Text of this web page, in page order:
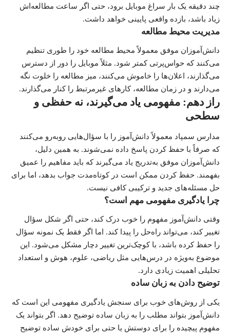
چند دقیقه یک بار سراغ موبایل برود، حتی اگر ساعت مطالعه‌اش
زیاد باشد، بازده واقعی پایینی خواهد داشت.
مدیریت محیط مطالعه
دانش‌آموزان موفق معمولاً محیط مطالعه خود را طوری تنظیم
می‌کنند که حواس‌پرتی کمتر شود. مثلاً موبایل را دور از دسترس
می‌گذارند، اعلان‌ها را خاموش می‌کنند، میز مطالعه را خلوت نگه
می‌دارند و در زمان مطالعه، کارهای غیرمرتبط را کنار می‌گذارند.
راز دهم: مفهومی یاد می‌گیرند، نه حفظی و
سطحی
مدارس سمپاد معمولاً دانش‌آموز را با سؤال‌هایی روبه‌رو می‌کنند
که صرفاً با حفظ کردن پاسخ داده نمی‌شوند. به همین دلیل،
دانش‌آموزان موفق به‌تدریج یاد می‌گیرند که باید مفاهیم را عمیق
بفهمند. حفظ کردن ممکن است در کوتاه‌مدت جواب بدهد، اما برای
حل مسئله‌های جدید و ترکیبی کافی نیست.
چرا یادگیری مفهومی مهم است؟
وقتی دانش‌آموز مفهوم را خوب درک کند، حتی اگر شکل سؤال
تغییر کند، می‌تواند راه‌حل را پیدا کند. اما اگر فقط یک نمونه سؤال
را حفظ کرده باشد، با کوچک‌ترین تغییر دچار مشکل می‌شود. این
موضوع به‌ویژه در درس‌هایی مثل ریاضی، علوم، هوش و استعداد
تحلیلی اهمیت زیادی دارد.
توضیح دادن به زبان ساده
یکی از روش‌های خوب برای سنجش یادگیری مفهومی این است که
دانش‌آموز بتواند مطلب را به زبان ساده توضیح دهد. اگر بتواند یک
مفهوم پیچیده را برای دوستش یا حتی برای خودش ساده توضیح